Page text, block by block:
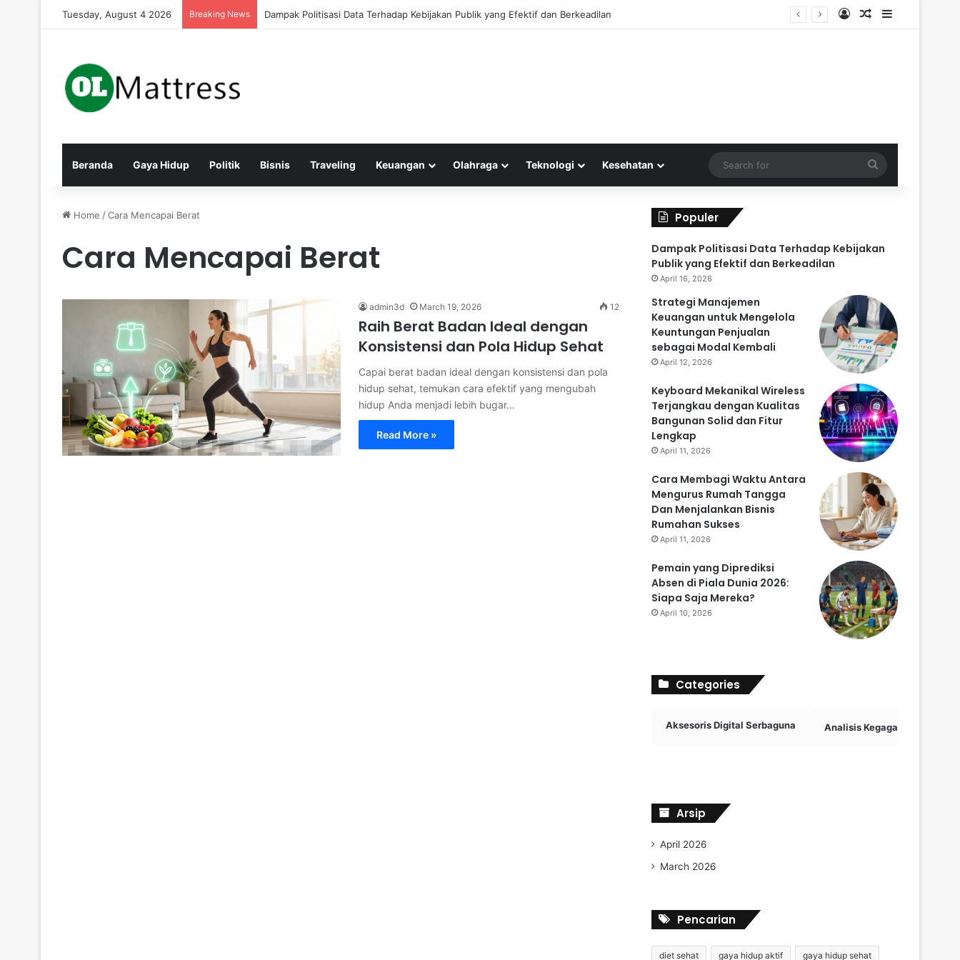
Tuesday, August 4 2026 Breaking News Strategi Manajemen Keuangan untuk Mengelola Keuntungan Penjualan sebagai Modal Kembali Log InRandom Article
Sidebar
Beranda Gaya Hidup Politik Bisnis Traveling Keuangan Olahraga Teknologi Kesehatan
for
Home /Cara Mencapai Berat
Cara Mencapai Berat
admin3d March 19, 2026 12
Raih Berat Badan Ideal dengan
Konsistensi dan Pola Hidup Sehat
Capai berat badan ideal dengan konsistensi dan pola
hidup sehat, temukan cara efektif yang mengubah
hidup Anda menjadi lebih bugar…
Read More »
Populer
Dampak Politisasi Data Terhadap Kebijakan
Publik yang Efektif dan Berkeadilan
April 16, 2026
Strategi Manajemen
Keuangan untuk Mengelola
Keuntungan Penjualan
sebagai Modal Kembali
April 12, 2026
Keyboard Mekanikal Wireless
Terjangkau dengan Kualitas
Bangunan Solid dan Fitur
Lengkap
April 11, 2026
Cara Membagi Waktu Antara
Mengurus Rumah Tangga
Dan Menjalankan Bisnis
Rumahan Sukses
April 11, 2026
Pemain yang Diprediksi
Absen di Piala Dunia 2026:
Siapa Saja Mereka?
April 10, 2026
Categories
Aksesoris Digital Serbaguna Analisis Kegagalan Penalti
Arsip
April 2026
March 2026
Pencarian
diet sehat gaya hidup aktif gaya hidup sehat